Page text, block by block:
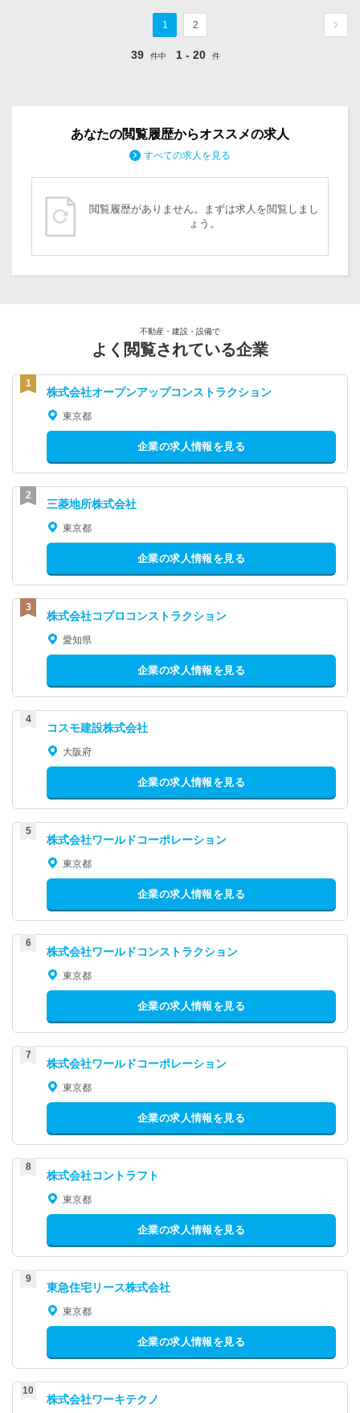
1 2
39 件中 1 - 20 件
あなたの閲覧履歴からオススメの求人
すべての求人を見る
閲覧履歴がありません。まずは求人を閲覧しまし
ょう。
不動産・建設・設備で
よく閲覧されている企業
株式会社オープンアップコンストラクション
東京都
企業の求人情報を見る
三菱地所株式会社
東京都
企業の求人情報を見る
株式会社コプロコンストラクション
愛知県
企業の求人情報を見る
コスモ建設株式会社
大阪府
企業の求人情報を見る
株式会社ワールドコーポレーション
東京都
企業の求人情報を見る
株式会社ワールドコンストラクション
東京都
企業の求人情報を見る
株式会社ワールドコーポレーション
東京都
企業の求人情報を見る
株式会社コントラフト
東京都
企業の求人情報を見る
東急住宅リース株式会社
東京都
企業の求人情報を見る
株式会社ワーキテクノ